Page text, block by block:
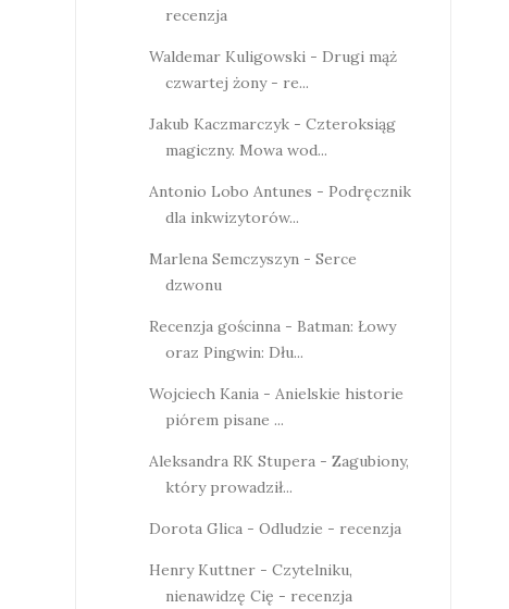
recenzja
Waldemar Kuligowski - Drugi mąż
czwartej żony - re...
Jakub Kaczmarczyk - Czteroksiąg
magiczny. Mowa wod...
Antonio Lobo Antunes - Podręcznik
dla inkwizytorów...
Marlena Semczyszyn - Serce
dzwonu
Recenzja gościnna - Batman: Łowy
oraz Pingwin: Dłu...
Wojciech Kania - Anielskie historie
piórem pisane ...
Aleksandra RK Stupera - Zagubiony,
który prowadził...
Dorota Glica - Odludzie - recenzja
Henry Kuttner - Czytelniku,
nienawidzę Cię - recenzja